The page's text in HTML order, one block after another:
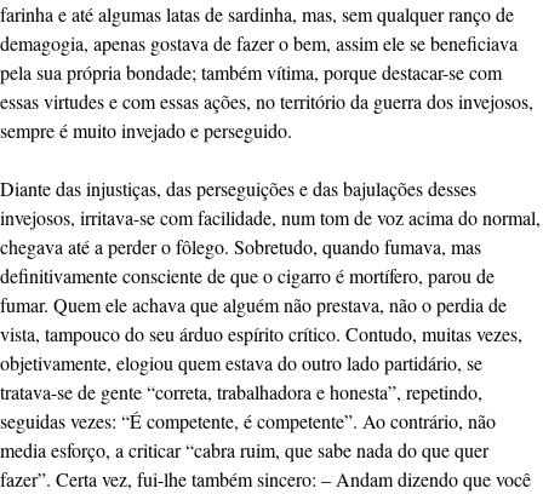
farinha e até algumas latas de sardinha, mas, sem qualquer ranço de
demagogia, apenas gostava de fazer o bem, assim ele se beneficiava
pela sua própria bondade; também vítima, porque destacar-se com
essas virtudes e com essas ações, no território da guerra dos invejosos,
sempre é muito invejado e perseguido.
Diante das injustiças, das perseguições e das bajulações desses
invejosos, irritava-se com facilidade, num tom de voz acima do normal,
chegava até a perder o fôlego. Sobretudo, quando fumava, mas
definitivamente consciente de que o cigarro é mortífero, parou de
fumar. Quem ele achava que alguém não prestava, não o perdia de
vista, tampouco do seu árduo espírito crítico. Contudo, muitas vezes,
objetivamente, elogiou quem estava do outro lado partidário, se
tratava-se de gente “correta, trabalhadora e honesta”, repetindo,
seguidas vezes: “É competente, é competente”. Ao contrário, não
media esforço, a criticar “cabra ruim, que sabe nada do que quer
fazer”. Certa vez, fui-lhe também sincero: – Andam dizendo que você